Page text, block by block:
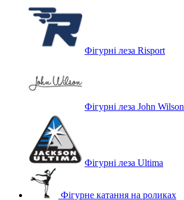
Фігурні леза Risport
Фігурні леза John Wilson
Фігурні леза Ultima
Фігурне катання на роликах